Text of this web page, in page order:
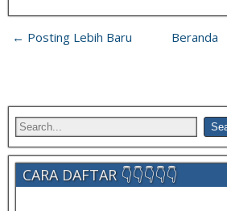
← Posting Lebih Baru Beranda
CARA DAFTAR 👇👇👇👇👇